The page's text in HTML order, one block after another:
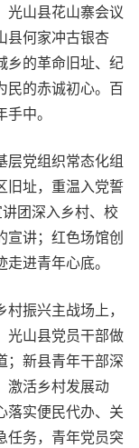
光山县花山寨会议
县何家冲古银杏
乡的革命旧址、纪
民的赤诚初心。百
中。
层党组织常态化组
旧址，重温入党誓
团深入乡村、校
宣讲；红色场馆创
进青年心底。
振兴主战场上，
光山县党员干部做
；新县青年干部深
激活乡村发展动
落实便民代办、关
任务，青年党员突